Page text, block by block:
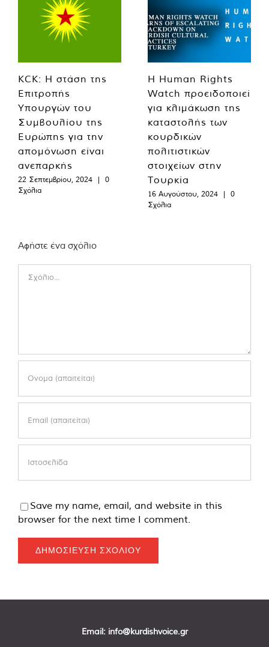
KCK: Η στάση της
Επιτροπής
Υπουργών του
Συμβουλίου της
Ευρώπης για την
απομόνωση είναι
ανεπαρκής
22 Σεπτεμβρίου, 2024 |
0
Σχόλια
Η Human Rights
Watch προειδοποιεί
για κλιμάκωση της
καταστολής των
κουρδικών
πολιτιστικών
στοιχείων στην
Τουρκία
16 Αυγούστου, 2024 |
0
Σχόλια
Αφήστε ένα σχόλιο
Save my name, email, and website in this
browser for the next time I comment.
Email: info@kurdishvoice.gr